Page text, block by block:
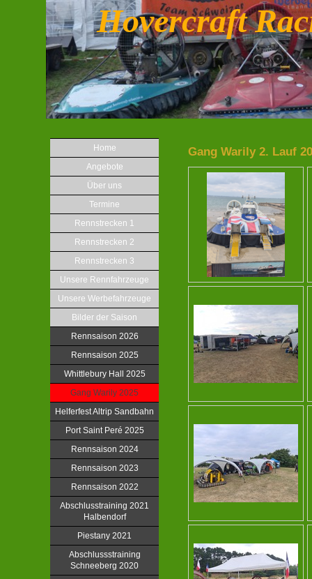
Hovercraft
Home
Angebote
Über uns
Termine
Rennstrecken 1
Rennstrecken 2
Rennstrecken 3
Unsere Rennfahrzeuge
Unsere Werbefahrzeuge
Bilder der Saison
Rennsaison 2026
Rennsaison 2025
Whittlebury Hall 2025
Gang Warily 2025
Helferfest Altrip Sandbahn
Port Saint Peré 2025
Rennsaison 2024
Rennsaison 2023
Rennsaison 2022
Abschlusstraining 2021
Halbendorf
Piestany 2021
Abschlussstraining
Schneeberg 2020
Gang Warily 2. Lauf